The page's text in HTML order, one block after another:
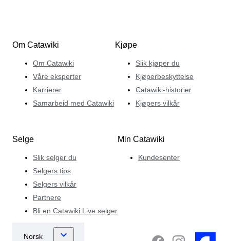
Om Catawiki
Om Catawiki
Våre eksperter
Karrierer
Samarbeid med Catawiki
Kjøpe
Slik kjøper du
Kjøperbeskyttelse
Catawiki-historier
Kjøpers vilkår
Selge
Slik selger du
Selgers tips
Selgers vilkår
Partnere
Bli en Catawiki Live selger
Min Catawiki
Kundesenter